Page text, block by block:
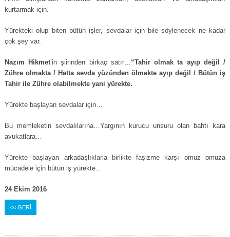
kurtarmak için.
Yürekteki olup biten bütün işler, sevdalar için bile söylenecek ne kadar
çok şey var.
Nazım Hikmet’in şiirinden birkaç satır…“Tahir olmak ta ayıp değil /
Zühre olmakta / Hatta sevda yüzünden ölmekte ayıp değil / Bütün iş
Tahir ile Zühre olabilmekte yani yürekte.
Yürekte başlayan sevdalar için…
Bu memleketin sevdalılarına…Yargının kurucu unsuru olan bahtı kara
avukatlara…
Yürekte başlayan arkadaşlıklarla birlikte faşizme karşı omuz omuza
mücadele için bütün iş yürekte…
24 Ekim 2016
<< GERİ